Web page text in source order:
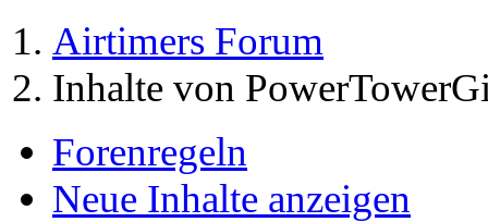
Airtimers Forum
Inhalte von
Forenregeln
Neue Inhalte anzeigen